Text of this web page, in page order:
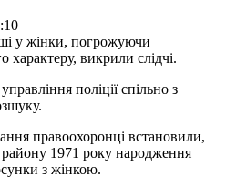
у жінки, погрожуючи
викрили слідчі.
поліції спільно з
правоохоронці встановили,
1971 року народження
з жінкою.